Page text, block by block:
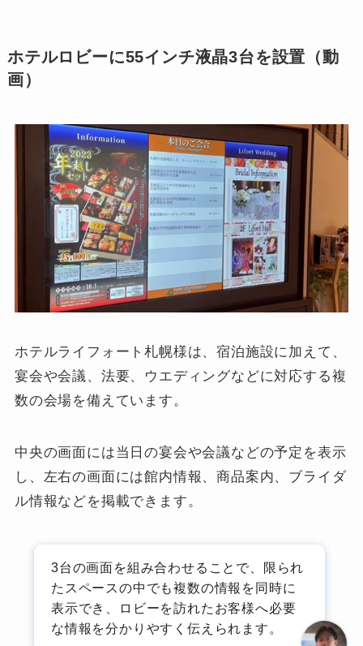
ホテルロビーに55インチ液晶3台を設置（動
画）
ホテルライフォート札幌様は、宿泊施設に加えて、
宴会や会議、法要、ウエディングなどに対応する複
数の会場を備えています。
中央の画面には当日の宴会や会議などの予定を表示
し、左右の画面には館内情報、商品案内、ブライダ
ル情報などを掲載できます。
3台の画面を組み合わせることで、限られ
たスペースの中でも複数の情報を同時に
表示でき、ロビーを訪れたお客様へ必要
な情報を分かりやすく伝えられます。